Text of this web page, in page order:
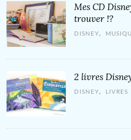
Mes CD
trouver !?
DISNEY,
2 livres
DISNEY, LIVRES